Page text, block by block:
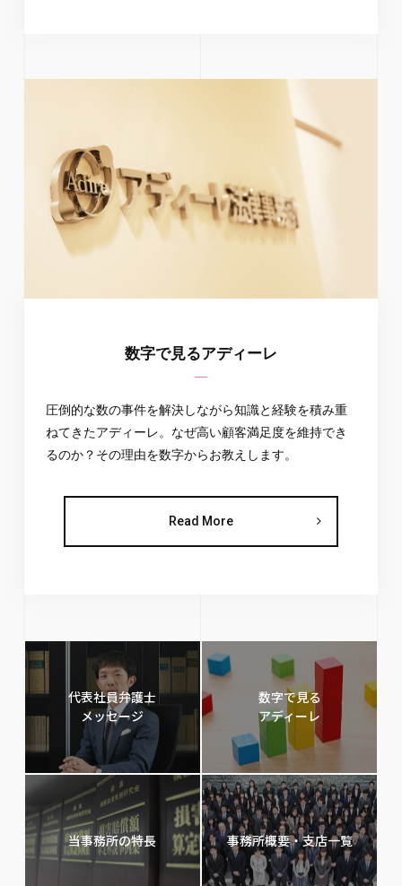
数字で見るアディーレ
圧倒的な数の事件を解決しながら知識と経験を積み重
ねてきたアディーレ。なぜ高い顧客満足度を維持でき
るのか？その理由を数字からお教えします。
Read More
代表社員弁護士
メッセージ
数字で見る
アディーレ
当事務所の特長 事務所概要・支店一覧